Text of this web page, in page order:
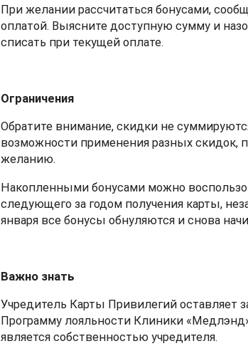
При желании рассчитаться бонусами,
оплатой. Выясните доступную сумму и
списать при текущей оплате.
Ограничения
Обратите внимание, скидки не
возможности применения разных скидок,
желанию.
Накопленными бонусами можно
следующего за годом получения карты,
января все бонусы обнуляются и снова
Важно знать
Учредитель Карты Привилегий оставляет
Программу лояльности Клиники
является собственностью учредителя.